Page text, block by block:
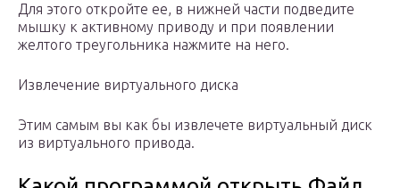
Для этого откройте ее, в нижней части подведите
мышку к активному приводу и при появлении
желтого треугольника нажмите на него.
Извлечение виртуального диска
Этим самым вы как бы извлечете виртуальный диск
из виртуального привода.